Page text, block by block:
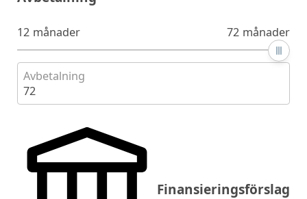
12 månader 72 månader
Avbetalning
72
Finansieringsförslag